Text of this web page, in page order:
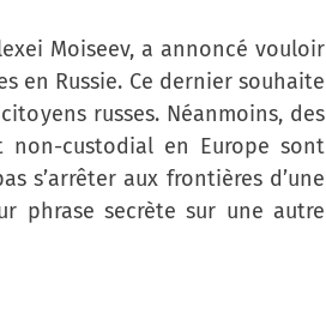
Moiseev, a annoncé vouloir
en Russie. Ce dernier souhaite
russes. Néanmoins, des
non-custodial en Europe sont
s’arrêter aux frontières d’une
phrase secrète sur une autre